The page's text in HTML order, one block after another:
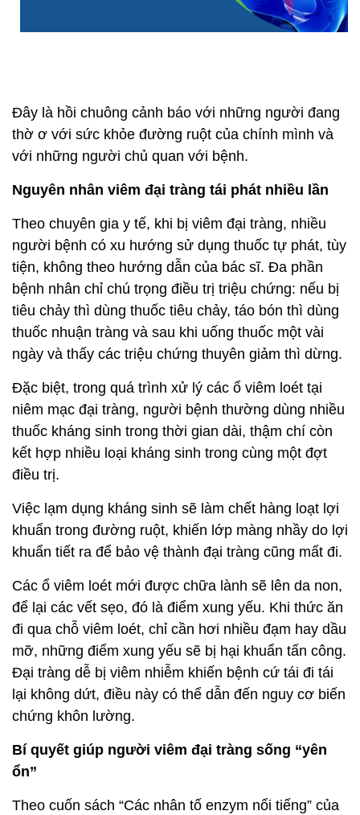
Đây là hồi chuông cảnh báo với những người đang
thờ ơ với sức khỏe đường ruột của chính mình và
với những người chủ quan với bệnh.
Nguyên nhân viêm đại tràng tái phát nhiều lần
Theo chuyên gia y tế, khi bị viêm đại tràng, nhiều
người bệnh có xu hướng sử dụng thuốc tự phát, tùy
tiện, không theo hướng dẫn của bác sĩ. Đa phần
bệnh nhân chỉ chú trọng điều trị triệu chứng: nếu bị
tiêu chảy thì dùng thuốc tiêu chảy, táo bón thì dùng
thuốc nhuận tràng và sau khi uống thuốc một vài
ngày và thấy các triệu chứng thuyên giảm thì dừng.
Đặc biệt, trong quá trình xử lý các ổ viêm loét tại
niêm mạc đại tràng, người bệnh thường dùng nhiều
thuốc kháng sinh trong thời gian dài, thậm chí còn
kết hợp nhiều loại kháng sinh trong cùng một đợt
điều trị.
Việc lạm dụng kháng sinh sẽ làm chết hàng loạt lợi
khuẩn trong đường ruột, khiến lớp màng nhầy do lợi
khuẩn tiết ra để bảo vệ thành đại tràng cũng mất đi.
Các ổ viêm loét mới được chữa lành sẽ lên da non,
để lại các vết sẹo, đó là điểm xung yếu. Khi thức ăn
đi qua chỗ viêm loét, chỉ cần hơi nhiều đạm hay dầu
mỡ, những điểm xung yếu sẽ bị hại khuẩn tấn công.
Đại tràng dễ bị viêm nhiễm khiến bệnh cứ tái đi tái
lại không dứt, điều này có thể dẫn đến nguy cơ biến
chứng khôn lường.
Bí quyết giúp người viêm đại tràng sống “yên
ổn”
Theo cuốn sách “Các nhân tố enzym nổi tiếng” của